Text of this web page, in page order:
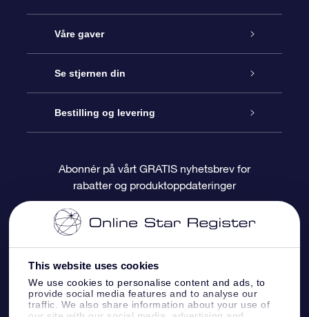
This website uses cookies
We use cookies to personalise content and ads, to
provide social media features and to analyse our
traffic. We also share information about your use of
Kundeservice
Kontakt oss
Bloggen
Anmeldelser
Våre gaver
Online Stjernegave
OSR Gavepakke
OSR-gavekortet
Bedriftsgaver
Se stjernen din
Star Register
Pesontilpasset stjerneside
One Million Stars
OSR Starsaver
Fly me to the Stars VR-app
Bestilling og levering
Betalingsinformasjon
Fraktinformasjon
Returpolicy
Stjernebildene
Abonnér på vårt GRATIS nyhetsbrev for
rabatter og produktoppdateringer